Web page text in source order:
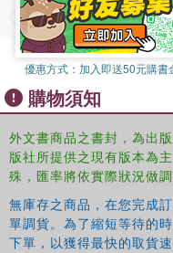
優惠方式： 加入即送50元購書
購物須知
外文書商品之書封，為出
版社所提供之現有版本為
殊，匯率將依實際狀況做調
無庫存之商品，在您完成
單調貨。為了縮短等待的
下單，以獲得最快的取貨